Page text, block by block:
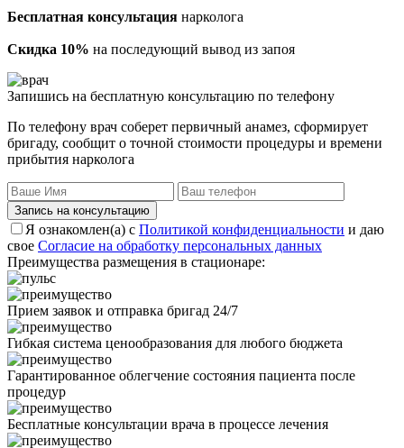
Бесплатная консультация нарколога
Скидка 10% на последующий вывод из запоя
Запишись на бесплатную консультацию по телефону
По телефону врач соберет первичный анамез, сформирует
бригаду, сообщит о точной стоимости процедуры и времени
прибытия нарколога
Запись на консультацию
Я ознакомлен(а) с Политикой конфиденциальности и даю
свое Согласие на обработку персональных данных
Преимущества размещения в стационаре:
Прием заявок и отправка бригад 24/7
Гибкая система ценообразования для любого бюджета
Гарантированное облегчение состояния пациента после
процедур
Бесплатные консультации врача в процессе лечения